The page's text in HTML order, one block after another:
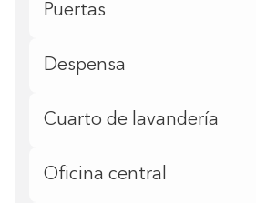
Puertas
Despensa
Cuarto de lavandería
Oficina central